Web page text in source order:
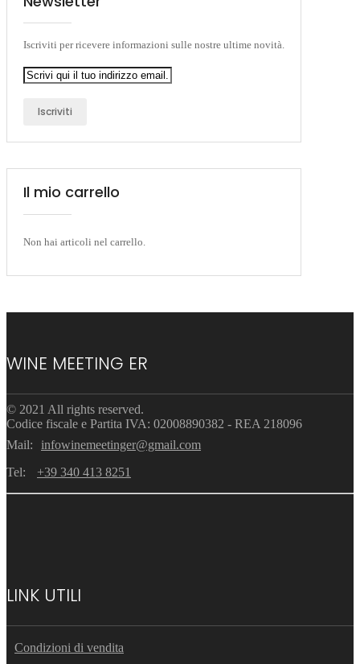
Iscriviti per ricevere informazioni sulle nostre ultime novità.
Iscriviti
Il mio carrello
Non hai articoli nel carrello.
WINE MEETING ER
© 2021 All rights reserved.
Codice fiscale e Partita IVA: 02008890382 - REA 218096
Mail:
infowinemeetinger@gmail.com
Tel:
+39 340 413 8251
LINK UTILI
Condizioni di vendita